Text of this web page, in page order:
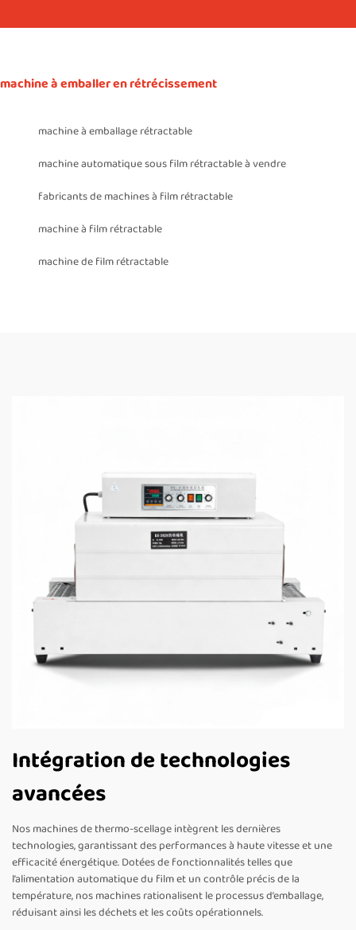
machine à emballer en rétrécissement
machine à emballage rétractable
machine automatique sous film rétractable à vendre
fabricants de machines à film rétractable
machine à film rétractable
machine de film rétractable
Intégration de technologies
avancées
Nos machines de thermo-scellage intègrent les dernières
technologies, garantissant des performances à haute vitesse et une
efficacité énergétique. Dotées de fonctionnalités telles que
l’alimentation automatique du film et un contrôle précis de la
température, nos machines rationalisent le processus d’emballage,
réduisant ainsi les déchets et les coûts opérationnels.